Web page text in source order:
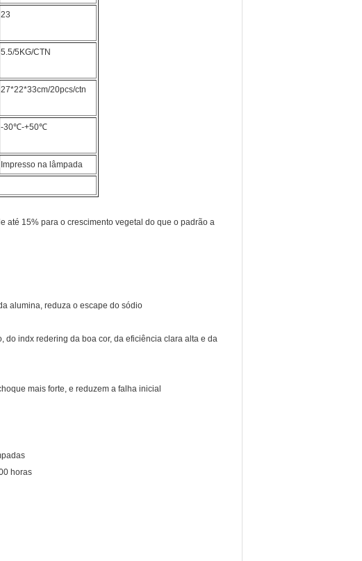
23
5.5/5KG/CTN
27*22*33cm/20pcs/ctn
-30℃-+50℃
Impresso na lâmpada
até 15% para o crescimento vegetal do que o padrão a
alumina, reduza o escape do sódio
do indx redering da boa cor, da eficiência clara alta e da
mais forte, e reduzem a falha inicial
horas